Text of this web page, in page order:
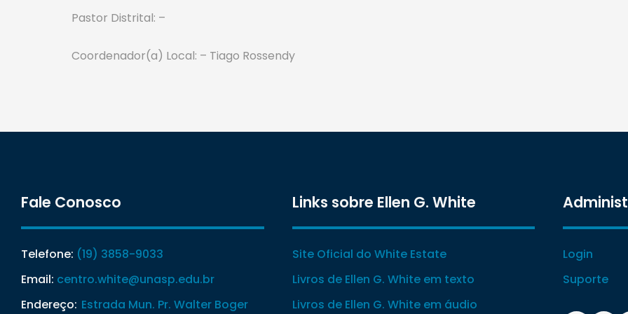
Pastor Distrital: –
Coordenador(a) Local: – Tiago Rossendy
Fale Conosco
Telefone: (19) 3858-9033
Email: centro.white@unasp.edu.br
Endereço: Estrada Mun. Pr. Walter Boger
Links sobre Ellen G. White
Site Oficial do White Estate
Livros de Ellen G. White em texto
Livros de Ellen G. White em áudio
Login
Suporte